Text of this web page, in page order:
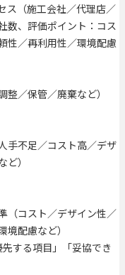
ス（施工会社／代理店／
数、評価ポイント：コス
性／再利用性／環境配慮
／保管／廃棄など）
手不足／コスト高／デザ
）
（コスト／デザイン性／
配慮など）
する項目」「妥協でき